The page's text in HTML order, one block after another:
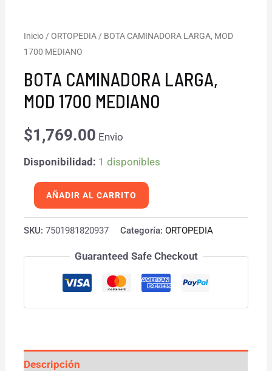
Inicio /ORTOPEDIA / BOTA CAMINADORA LARGA, MOD
1700 MEDIANO
BOTA CAMINADORA LARGA,
MOD 1700 MEDIANO
$1,769.00 Envio
Disponibilidad: 1 disponibles
BOTA
CAMINADORA
LARGA,
MOD
1700
MEDIANO
AÑADIR AL CARRITO
SKU:7501981820937 Categoría:ORTOPEDIA
Guaranteed Safe Checkout
Descripción